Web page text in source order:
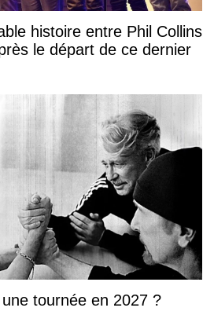
histoire entre Phil Collins
le départ de ce dernier
tournée en 2027 ?